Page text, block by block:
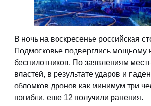
В ночь на воскресенье российская
Подмосковье подверглись мощному
беспилотников. По заявлениям
властей, в результате ударов и
обломков дронов как минимум три
погибли, еще 12 получили ранения.